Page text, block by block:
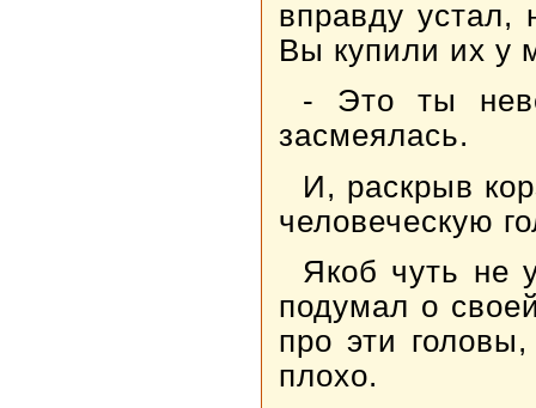
вправду устал,
Вы купили их у
- Это ты
засмеялась.
И, раскрыв
человеческую
Якоб чуть не
подумал о
про эти
плохо.